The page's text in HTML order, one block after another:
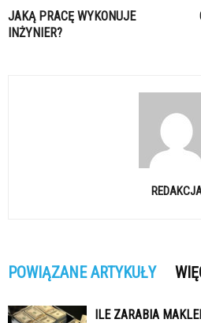
JAKĄ PRACĘ WYKONUJE
INŻYNIER?
POWIĄZANE ARTYKUŁY
ILE ZARABIA